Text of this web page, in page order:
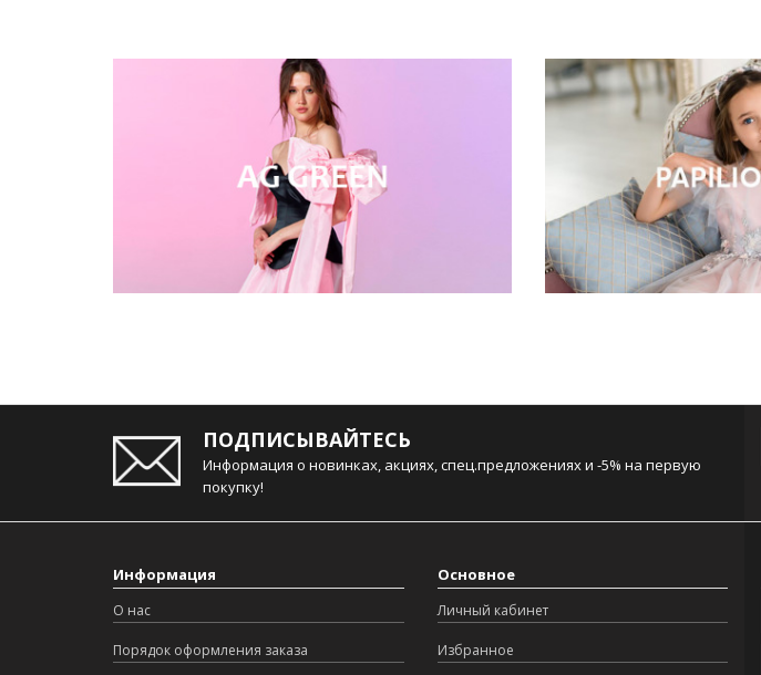
ПОДПИСЫВАЙТЕСЬ
Информация о новинках, акциях, спец.предложениях и -5% на первую
покупку!
Информация
О нас
Порядок оформления заказа
Основное
Личный кабинет
Избранное